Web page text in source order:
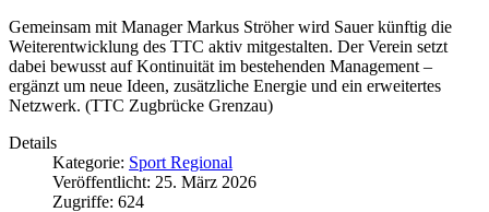
Gemeinsam mit Manager Markus Ströher wird Sauer künftig die
Weiterentwicklung des TTC aktiv mitgestalten. Der Verein setzt
dabei bewusst auf Kontinuität im bestehenden Management –
ergänzt um neue Ideen, zusätzliche Energie und ein erweitertes
Netzwerk. (TTC Zugbrücke Grenzau)
Details
Kategorie: Sport Regional
Veröffentlicht: 25. März 2026
Zugriffe: 624